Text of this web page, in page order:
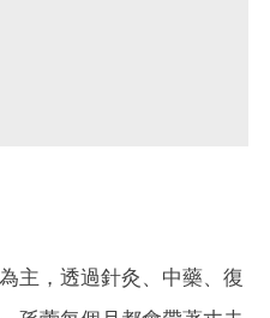
主，透過針灸、中藥、復